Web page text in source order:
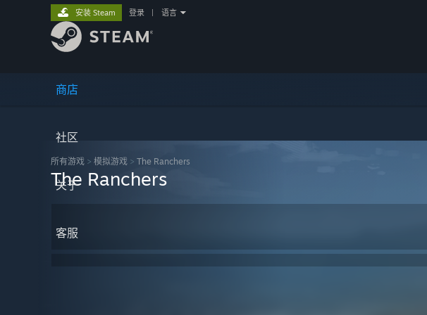
商店
社区
关于
客服
安装 Steam 登录 语言
所有游戏 > 模拟‎游戏 > The Ranchers
The Ranchers